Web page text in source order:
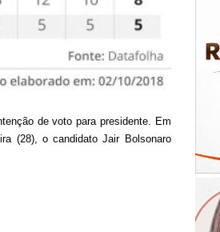
de voto para presidente. Em
(28), o candidato Jair Bolsonaro